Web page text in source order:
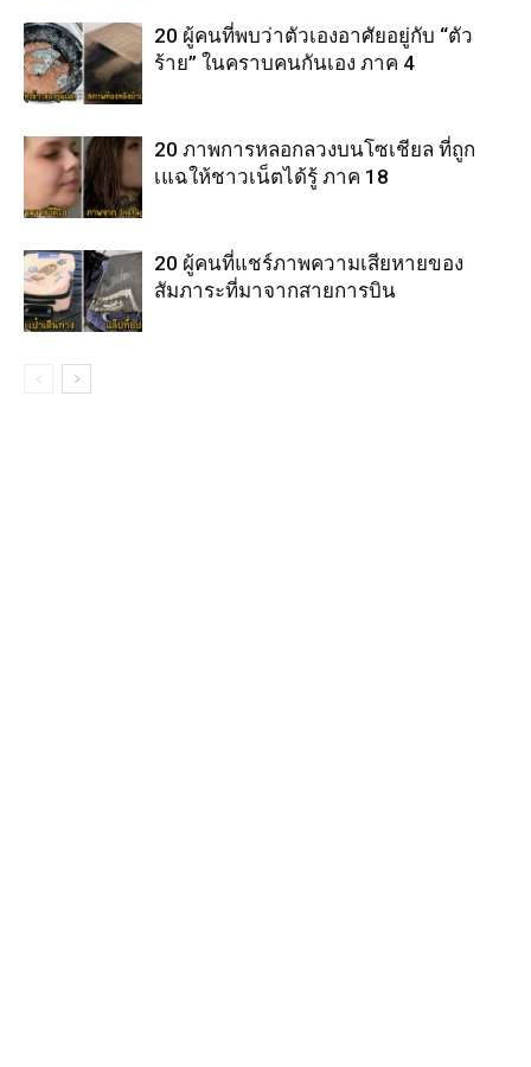
20 ผู้คนที่พบว่าตัวเองอาศัยอยู่กับ “ตัว
ร้าย” ในคราบคนกันเอง ภาค 4
20 ภาพการหลอกลวงบนโซเชียล ที่ถูก
เแฉให้ชาวเน็ตได้รู้ ภาค 18
20 ผู้คนที่แชร์ภาพความเสียหายของ
สัมภาระที่มาจากสายการบิน